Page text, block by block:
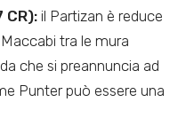
CR): il Partizan è reduce
tra le mura
che si preannuncia ad
Punter può essere una